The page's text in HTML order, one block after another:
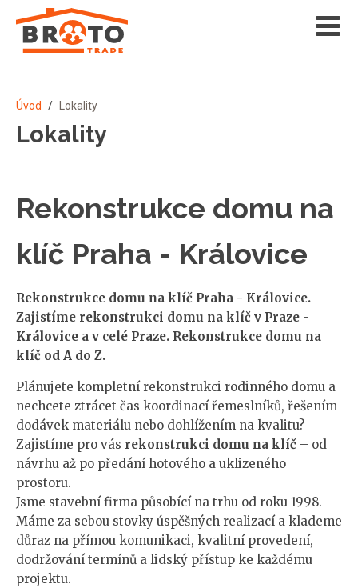
Úvod / Lokality
Lokality
Rekonstrukce domu na
klíč Praha - Královice
Rekonstrukce domu na klíč Praha - Královice.
Zajistíme rekonstrukci domu na klíč v Praze -
Královice a v celé Praze. Rekonstrukce domu na
klíč od A do Z.
Plánujete kompletní rekonstrukci rodinného domu a
nechcete ztrácet čas koordinací řemeslníků, řešením
dodávek materiálu nebo dohlížením na kvalitu?
Zajistíme pro vás rekonstrukci domu na klíč – od
návrhu až po předání hotového a uklizeného
prostoru.
Jsme stavební firma působící na trhu od roku 1998.
Máme za sebou stovky úspěšných realizací a klademe
důraz na přímou komunikaci, kvalitní provedení,
dodržování termínů a lidský přístup ke každému
projektu.